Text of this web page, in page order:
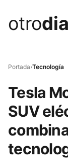
otro
Portada›Tecnología
Tesla
SUV